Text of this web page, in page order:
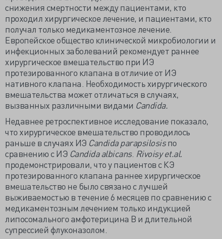
снижения смертности между пациентами, кто
проходил хирургическое лечение, и пациентами, кто
получал только медикаментозное лечение.
Европейское общество клинической микробиологии и
инфекционных заболеваний рекомендует раннее
хирургическое вмешательство при ИЭ
протезированного клапана в отличие от ИЭ
нативного клапана. Необходимость хирургического
вмешательства может отличаться в случаях,
вызванных различными видами Candida.
Недавнее ретроспективное исследование показало,
что хирургическое вмешательство проводилось
раньше в случаях ИЭ Candida parapsilosisпо
сравнению с ИЭ Candida albicans. Rivoisyet.al.
продемонстрировали, что у пациентов с КЭ
протезированного клапана раннее хирургическое
вмешательство не было связано с лучшей
выживаемостью в течение 6 месяцев по сравнению с
медикаментозным лечением только индукцией
липосомального амфотерицина В и длительной
супрессией флуконазолом.